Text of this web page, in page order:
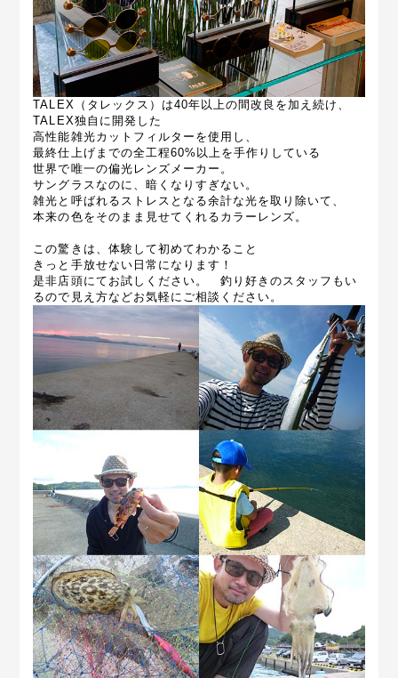
TALEX（タレックス）は40年以上の間改良を加え続け、
TALEX独自に開発した
高性能雑光カットフィルターを使用し、
最終仕上げまでの全工程60%以上を手作りしている
世界で唯一の偏光レンズメーカー。
サングラスなのに、暗くなりすぎない。
雑光と呼ばれるストレスとなる余計な光を取り除いて、
本来の色をそのまま見せてくれるカラーレンズ。
この驚きは、体験して初めてわかること
きっと手放せない日常になります！
是非店頭にてお試しください。 釣り好きのスタッフもい
るので見え方などお気軽にご相談ください。